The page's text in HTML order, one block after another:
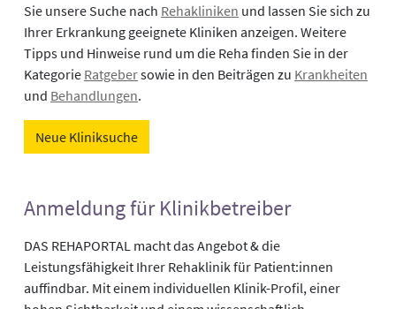
Sie unsere Suche nach Rehakliniken und lassen Sie sich zu
Ihrer Erkrankung geeignete Kliniken anzeigen. Weitere
Tipps und Hinweise rund um die Reha finden Sie in der
Kategorie Ratgebersowie in den Beiträgen zu Krankheiten
und Behandlungen.
Neue Kliniksuche
Anmeldung für Klinikbetreiber
DAS REHAPORTAL macht das Angebot & die
Leistungsfähigkeit Ihrer Rehaklinik für Patient:innen
auffindbar. Mit einem individuellen Klinik-Profil, einer